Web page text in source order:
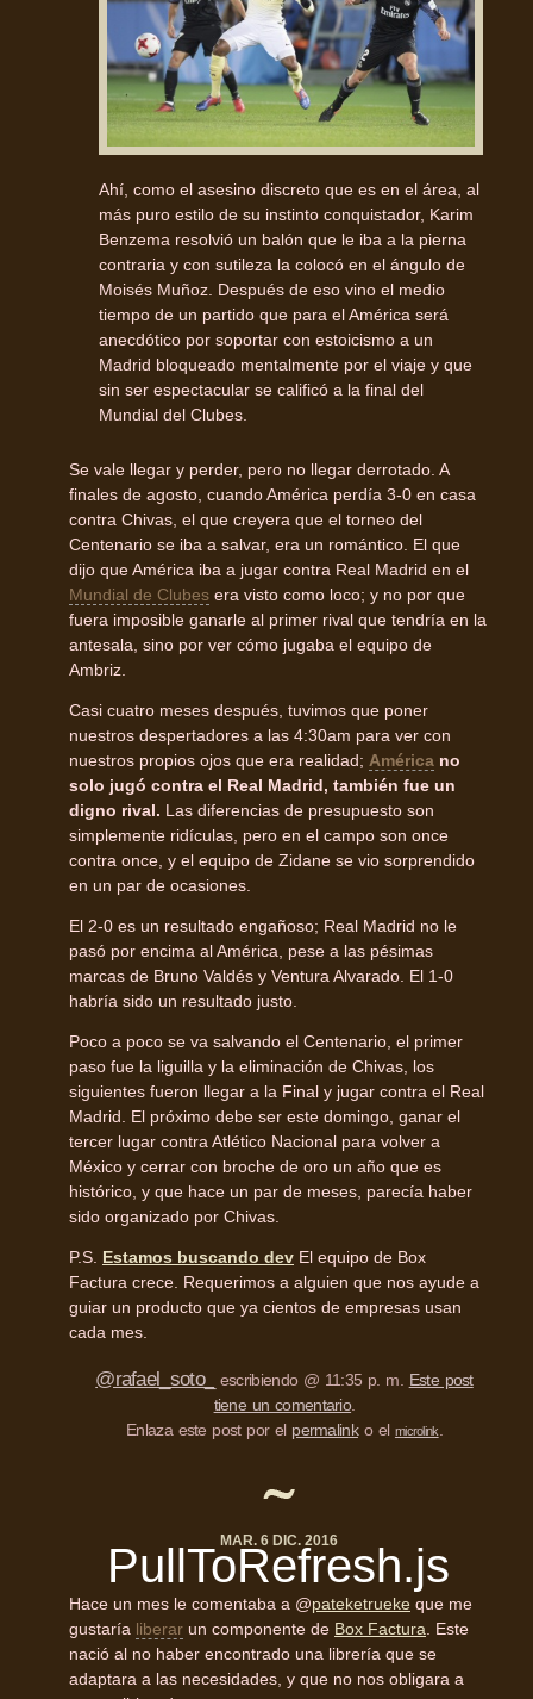
Ahí, como el asesino discreto que es en el área, al
más puro estilo de su instinto conquistador, Karim
Benzema resolvió un balón que le iba a la pierna
contraria y con sutileza la colocó en el ángulo de
Moisés Muñoz. Después de eso vino el medio
tiempo de un partido que para el América será
anecdótico por soportar con estoicismo a un
Madrid bloqueado mentalmente por el viaje y que
sin ser espectacular se calificó a la final del
Mundial del Clubes.
Se vale llegar y perder, pero no llegar derrotado. A
finales de agosto, cuando América perdía 3-0 en casa
contra Chivas, el que creyera que el torneo del
Centenario se iba a salvar, era un romántico. El que
dijo que América iba a jugar contra Real Madrid en el
Mundial de Clubes era visto como loco; y no por que
fuera imposible ganarle al primer rival que tendría en la
antesala, sino por ver cómo jugaba el equipo de
Ambriz.
Casi cuatro meses después, tuvimos que poner
nuestros despertadores a las 4:30am para ver con
nuestros propios ojos que era realidad; América no
solo jugó contra el Real Madrid, también fue un
digno rival. Las diferencias de presupuesto son
simplemente ridículas, pero en el campo son once
contra once, y el equipo de Zidane se vio sorprendido
en un par de ocasiones.
El 2-0 es un resultado engañoso; Real Madrid no le
pasó por encima al América, pese a las pésimas
marcas de Bruno Valdés y Ventura Alvarado. El 1-0
habría sido un resultado justo.
Poco a poco se va salvando el Centenario, el primer
paso fue la liguilla y la eliminación de Chivas, los
siguientes fueron llegar a la Final y jugar contra el Real
Madrid. El próximo debe ser este domingo, ganar el
tercer lugar contra Atlético Nacional para volver a
México y cerrar con broche de oro un año que es
histórico, y que hace un par de meses, parecía haber
sido organizado por Chivas.
P.S. Estamos buscando dev El equipo de Box
Factura crece. Requerimos a alguien que nos ayude a
guiar un producto que ya cientos de empresas usan
cada mes.
@rafael_soto_ escribiendo @ 11:35 p. m. Este post
tiene un comentario.
Enlaza este post por el permalinko el microlink.
MAR. 6 DIC. 2016
PullToRefresh.js
Hace un mes le comentaba a @pateketrueke que me
gustaría liberar un componente de Box Factura . Este
nació al no haber encontrado una librería que se
adaptara a las necesidades, y que no nos obligara a